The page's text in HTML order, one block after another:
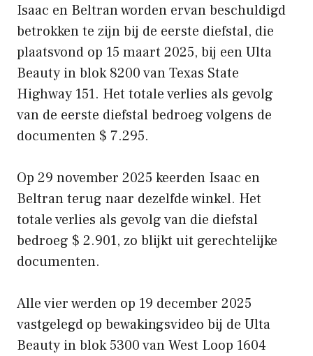
Isaac en Beltran worden ervan beschuldigd
betrokken te zijn bij de eerste diefstal, die
plaatsvond op 15 maart 2025, bij een Ulta
Beauty in blok 8200 van Texas State
Highway 151. Het totale verlies als gevolg
van de eerste diefstal bedroeg volgens de
documenten $ 7.295.
Op 29 november 2025 keerden Isaac en
Beltran terug naar dezelfde winkel. Het
totale verlies als gevolg van die diefstal
bedroeg $ 2.901, zo blijkt uit gerechtelijke
documenten.
Alle vier werden op 19 december 2025
vastgelegd op bewakingsvideo bij de Ulta
Beauty in blok 5300 van West Loop 1604